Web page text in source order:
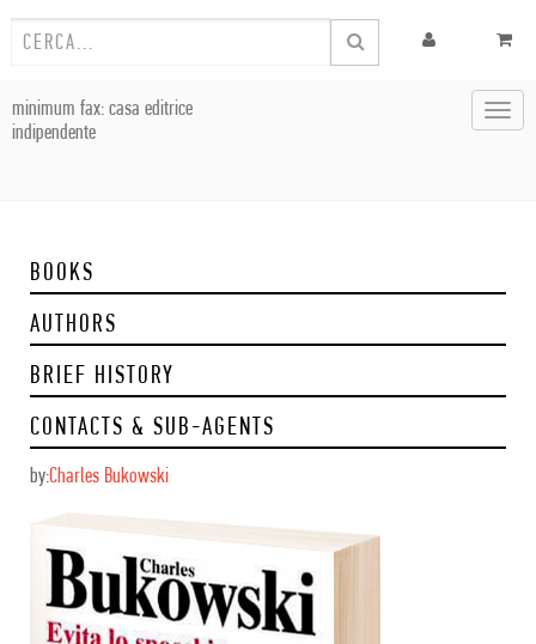
minimum fax: casa editrice
indipendente
BOOKS
AUTHORS
BRIEF HISTORY
CONTACTS & SUB-AGENTS
by:Charles Bukowski